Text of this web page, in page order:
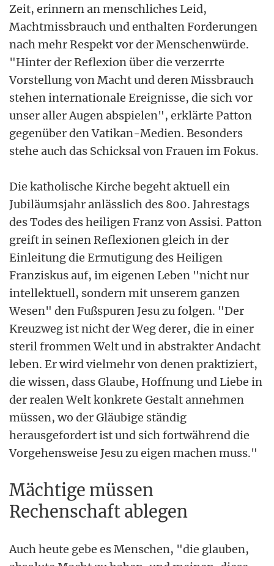
Zeit, erinnern an menschliches Leid,
Machtmissbrauch und enthalten Forderungen
nach mehr Respekt vor der Menschenwürde.
"Hinter der Reflexion über die verzerrte
Vorstellung von Macht und deren Missbrauch
stehen internationale Ereignisse, die sich vor
unser aller Augen abspielen", erklärte Patton
gegenüber den Vatikan-Medien. Besonders
stehe auch das Schicksal von Frauen im Fokus.
Die katholische Kirche begeht aktuell ein
Jubiläumsjahr anlässlich des 800. Jahrestags
des Todes des heiligen Franz von Assisi. Patton
greift in seinen Reflexionen gleich in der
Einleitung die Ermutigung des Heiligen
Franziskus auf, im eigenen Leben "nicht nur
intellektuell, sondern mit unserem ganzen
Wesen" den Fußspuren Jesu zu folgen. "Der
Kreuzweg ist nicht der Weg derer, die in einer
steril frommen Welt und in abstrakter Andacht
leben. Er wird vielmehr von denen praktiziert,
die wissen, dass Glaube, Hoffnung und Liebe in
der realen Welt konkrete Gestalt annehmen
müssen, wo der Gläubige ständig
herausgefordert ist und sich fortwährend die
Vorgehensweise Jesu zu eigen machen muss."
Mächtige müssen
Rechenschaft ablegen
Auch heute gebe es Menschen, "die glauben,